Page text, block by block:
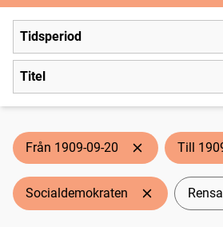
Tidsperiod
Titel
Från 1909-09-20 Till
Socialdemokraten